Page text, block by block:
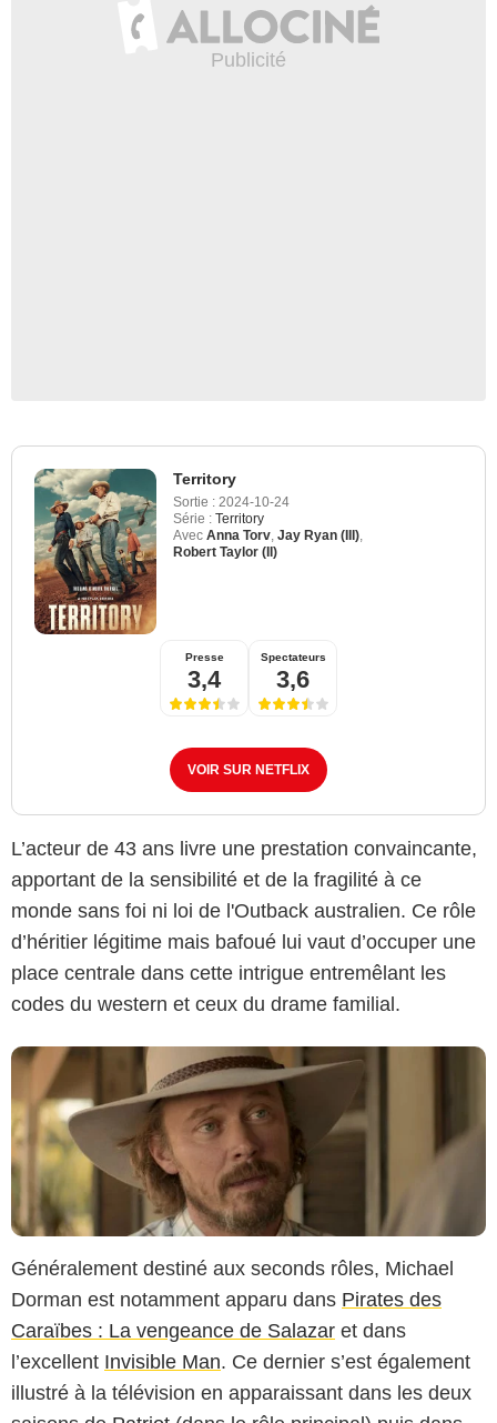
Territory
Sortie : 2024-10-24
Série : Territory
Avec Anna Torv Jay Ryan (III)
Robert Taylor (II)
Presse
3,4
Spectateurs
3,6
VOIR SUR NETFLIX
L’acteur de 43 ans livre une prestation convaincante,
apportant de la sensibilité et de la fragilité à ce
monde sans foi ni loi de l'Outback australien. Ce rôle
d’héritier légitime mais bafoué lui vaut d’occuper une
place centrale dans cette intrigue entremêlant les
codes du western et ceux du drame familial.
Généralement destiné aux seconds rôles, Michael
Dorman est notamment apparu dans Pirates des
Caraïbes : La vengeance de Salazar et dans
l’excellent Invisible Man. Ce dernier s’est également
illustré à la télévision en apparaissant dans les deux